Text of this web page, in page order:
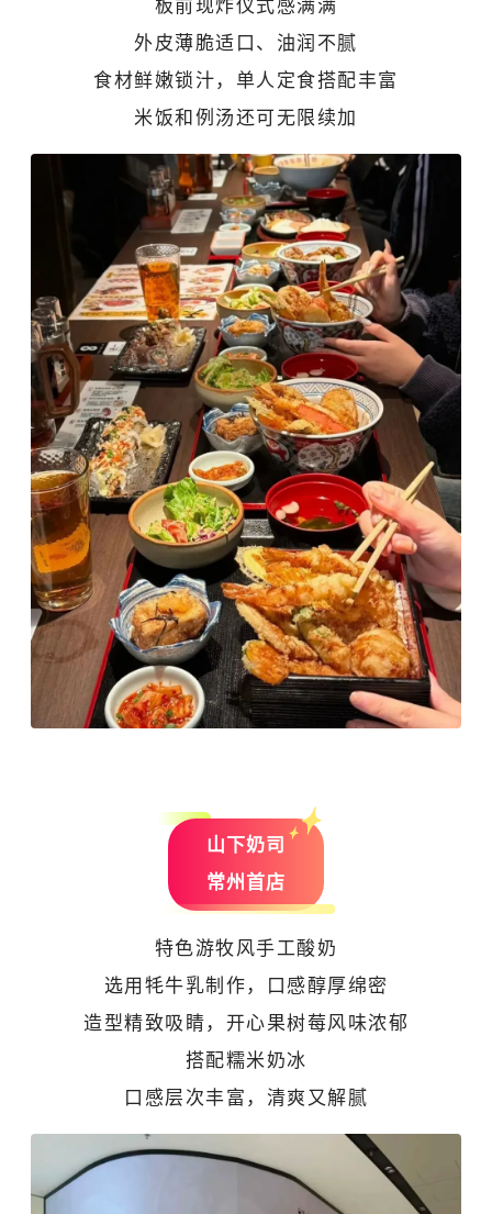
板前现炸仪式感满满
外皮薄脆适口、油润不腻
食材鲜嫩锁汁，单人定食搭配丰富
米饭和例汤还可无限续加
山下奶司
常州首店
特色游牧风手工酸奶
选用牦牛乳制作，口感醇厚绵密
造型精致吸睛，开心果树莓风味浓郁
搭配糯米奶冰
口感层次丰富，清爽又解腻